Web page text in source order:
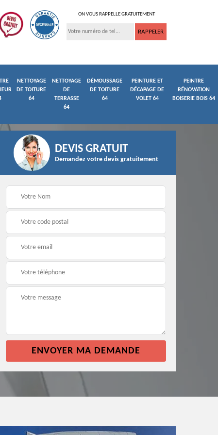
ON VOUS RAPPELLE GRATUITEMENT
NETTOYAGE
DE TOITURE
64
NETTOYAGE
DE
TERRASSE
64
DÉMOUSSAGE
DE TOITURE
64
PEINTURE ET
DÉCAPAGE DE
VOLET 64
PEINTRE
RÉNOVATION
BOISERIE BOIS 64
Peintre et peinture de
façade 64
Façadier 64
DEVIS GRATUIT
Demandez votre devis gratuitement